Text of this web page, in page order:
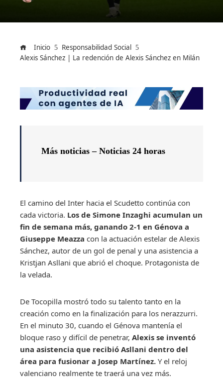
Inicio
Responsabilidad Social
Alexis Sánchez | La redención de Alexis Sánchez en Milán
Más noticias – Noticias 24 horas
El camino del Inter hacia el Scudetto continúa con
cada victoria. Los de Simone Inzaghi acumulan un
fin de semana más, ganando 2-1 en Génova a
Giuseppe Meazza con la actuación estelar de Alexis
Sánchez, autor de un gol de penal y una asistencia a
Kristjan Asllani que abrió el choque. Protagonista de
la velada.
De Tocopilla mostró todo su talento tanto en la
creación como en la finalización para los nerazzurri.
En el minuto 30, cuando el Génova mantenía el
bloque raso y difícil de penetrar, Alexis se inventó
una asistencia que recibió Asllani dentro del
área para fusionar a Josep Martínez. Y el reloj
valenciano realmente te traerá una vez más.